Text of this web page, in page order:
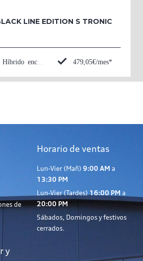
LINE EDITION S TRONIC
479,05€/mes*
de
Horario de ventas
Lun-Vier (Mañ) 9:00 AM a
13:30 PM
Lun-Vier (Tardes)16:00 PM a
20:00 PM
Sábados, Domingos y festivos
cerrados.
y